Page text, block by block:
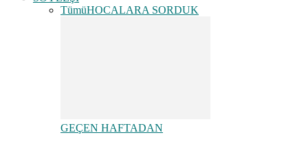
TümüHOCALARA SORDUK
GEÇEN HAFTADAN